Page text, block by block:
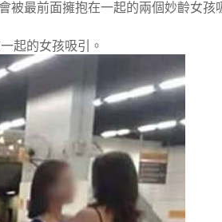
被最前面擁抱在一起的兩個妙齡女孩
起的女孩吸引。